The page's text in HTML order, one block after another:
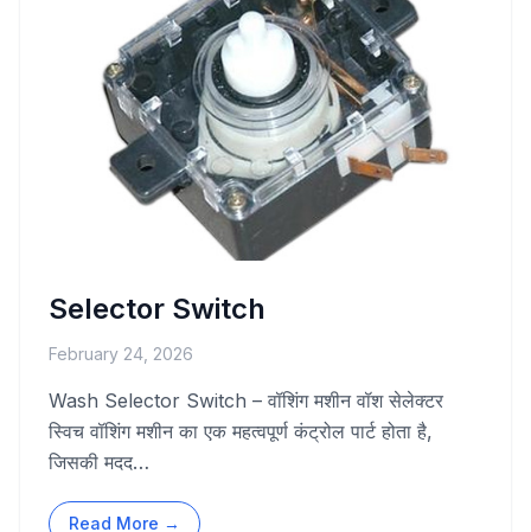
Selector Switch
February 24, 2026
Wash Selector Switch – वॉशिंग मशीन वॉश सेलेक्टर
स्विच वॉशिंग मशीन का एक महत्वपूर्ण कंट्रोल पार्ट होता है,
जिसकी मदद…
Read More →